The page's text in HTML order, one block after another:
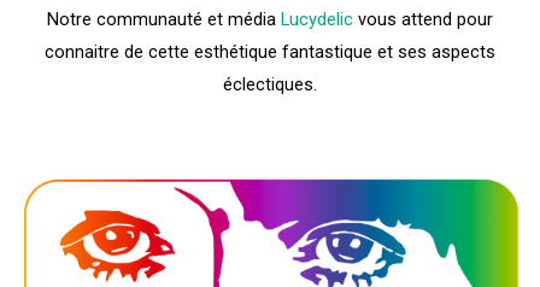
Notre communauté et média Lucydelic vous attend pour
connaitre de cette esthétique fantastique et ses aspects
éclectiques.